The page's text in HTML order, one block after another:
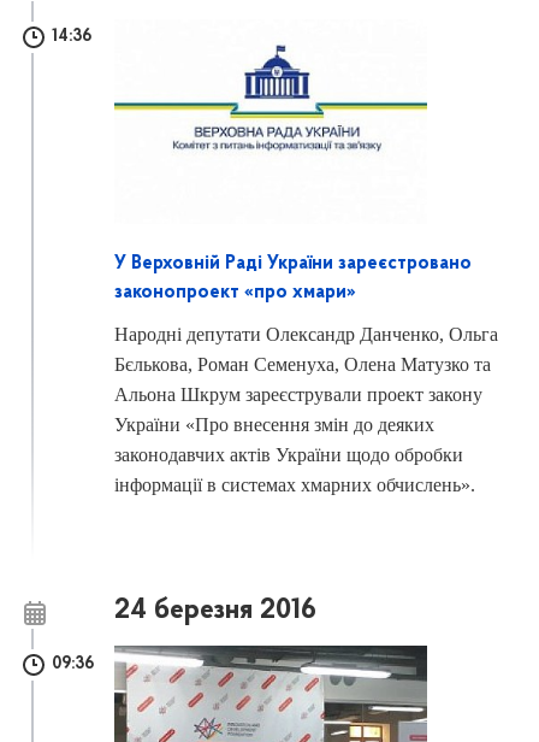
14:36
У Верховній Раді України зареєстровано
законопроект «про хмари»
Народні депутати Олександр Данченко, Ольга
Бєлькова, Роман Семенуха, Олена Матузко та
Альона Шкрум зареєстрували проект закону
України «Про внесення змін до деяких
законодавчих актів України щодо обробки
інформації в системах хмарних обчислень».
24 березня 2016
09:36